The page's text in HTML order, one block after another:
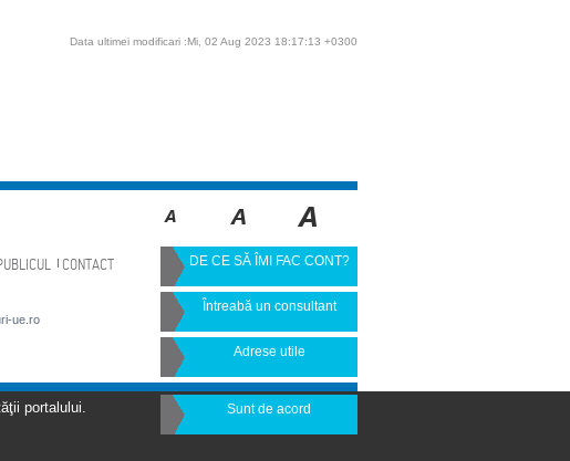
Data ultimei modificari :Mi, 02 Aug 2023 18:17:13 +0300
CONTACT
ue.ro
DE CE SĂ ÎMI FAC CONT?
Întreabă un consultant
Adrese utile
portalului.
Sunt de acord